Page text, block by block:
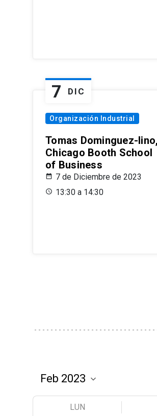
7 DIC
Organización Industrial
Tomas Dominguez-Iino,
Chicago Booth School
of Business
7 de Diciembre de 2023
13:30 a 14:30
LUN